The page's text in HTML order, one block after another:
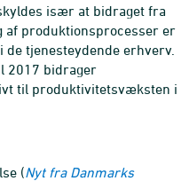
især at bidraget fra
af produktionsprocesser er
tjenesteydende erhverv.
2017 bidrager
til produktivitetsvæksten i
(Nyt fra Danmarks